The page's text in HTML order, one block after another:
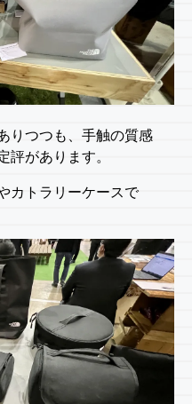
りつつも、手触の質感
評があります。
カトラリーケースで